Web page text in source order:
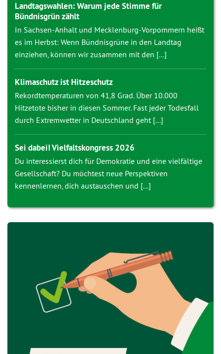
Landtagswahlen: Warum jede Stimme für
Bündnisgrün zählt
In Sachsen-Anhalt und Mecklenburg-Vorpommern heißt
es im Herbst: Wenn Bündnisgrüne in den Landtag
einziehen, können wir zusammen mit den [...]
Klimaschutz ist Hitzeschutz
Rekordtemperaturen von 41,8 Grad. Über 10.000
Hitzetote bisher in diesen Sommer. Fast jeder Todesfall
durch Extremwetter in Deutschland geht [...]
Sei dabei! Vielfaltskongress 2026
Du interessierst dich für Demokratie und eine vielfältige
Gesellschaft? Du möchtest neue Perspektiven
kennenlernen, dich austauschen und [...]